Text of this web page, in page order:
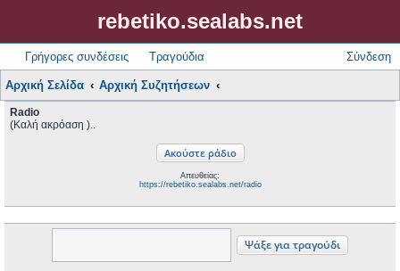
rebetiko.sealabs.net
Γρήγορες συνδέσεις Τραγούδια Σύνδεση
Αρχική Σελίδα Αρχική Συζητήσεων
Radio
(Καλή ακρόαση )..
Απευθείας:
https://rebetiko.sealabs.net/radio